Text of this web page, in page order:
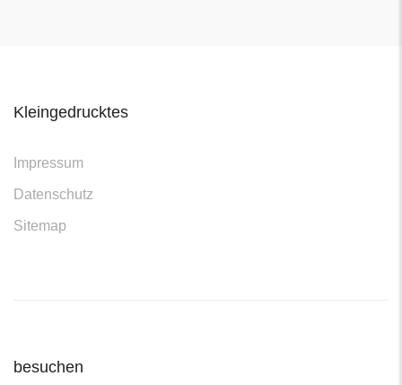
Kleingedrucktes
Impressum
Datenschutz
Sitemap
besuchen